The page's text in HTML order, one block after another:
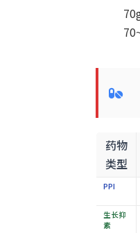
药物
类型
PPI
生长抑
素